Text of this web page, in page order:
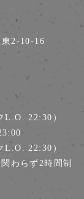
2-10-16
L.O. 22:30）
L.O. 22:30）
わらず2時間制